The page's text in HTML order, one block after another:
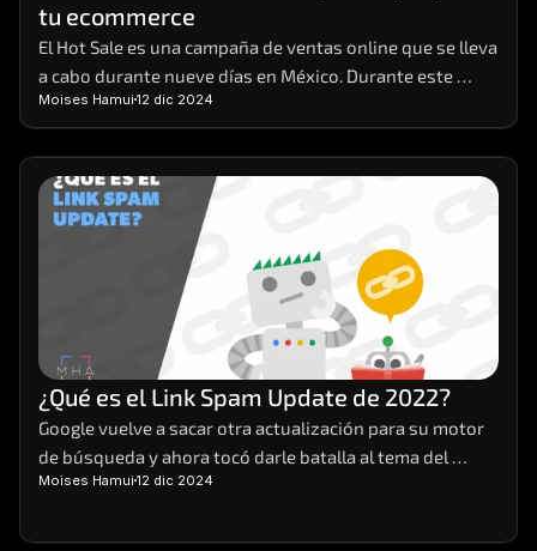
tu ecommerce
El Hot Sale es una campaña de ventas online que se lleva
a cabo durante nueve días en México. Durante este
evento, distintas empresas de venta y servicios
preparan sus e-commerces, para brindar sus productos
a sus clientes con promociones y descuentos que no se
ven en cualquier otra época del año.
Moises Hamui 12 dic 2024
¿Qué es el Link Spam Update de 2022?
Google vuelve a sacar otra actualización para su motor
de búsqueda y ahora tocó darle batalla al tema del
spam. Así pues, salió a mediados de diciembre de este
Moises Hamui 12 dic 2024